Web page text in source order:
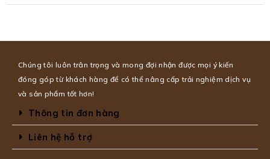
Chúng tôi luôn trân trọng và mong đợi nhận được mọi ý kiến
đóng góp từ khách hàng để có thể nâng cấp trải nghiệm dịch vụ
và sản phẩm tốt hơn!
Thông tin đơn hàng
Liên hệ hỗ trợ